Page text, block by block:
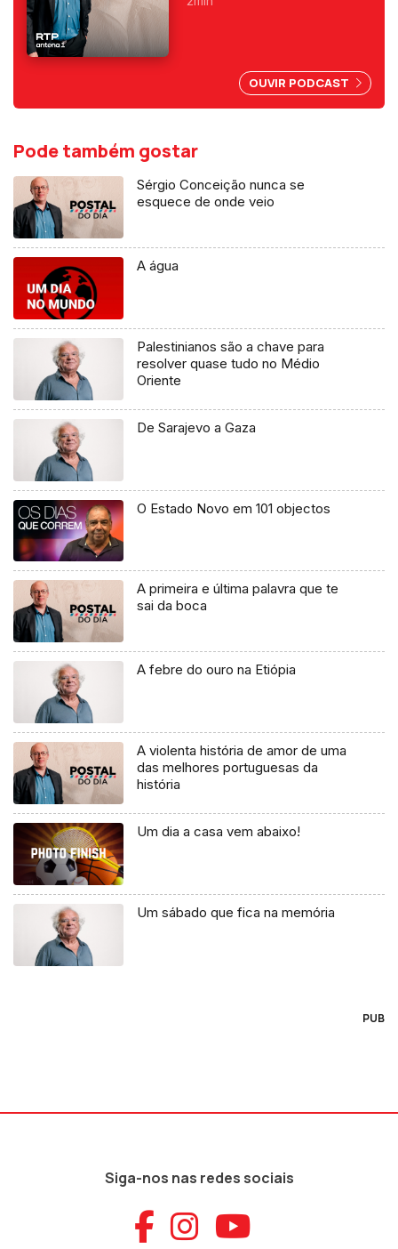
OUVIR PODCAST
Pode também gostar
Sérgio Conceição nunca se
esquece de onde veio
A água
Palestinianos são a chave para
resolver quase tudo no Médio
Oriente
De Sarajevo a Gaza
O Estado Novo em 101 objectos
A primeira e última palavra que te
sai da boca
A febre do ouro na Etiópia
A violenta história de amor de uma
das melhores portuguesas da
história
Um dia a casa vem abaixo!
Um sábado que fica na memória
PUB
Siga-nos nas redes sociais
Aceder ao
Aceder ao
Aceder